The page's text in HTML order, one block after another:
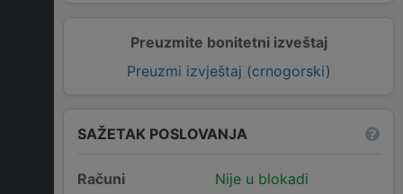
Preuzmite bonitetni izveštaj
Preuzmi izvještaj (crnogorski)
SAŽETAK POSLOVANJA
Računi Nije u blokadi